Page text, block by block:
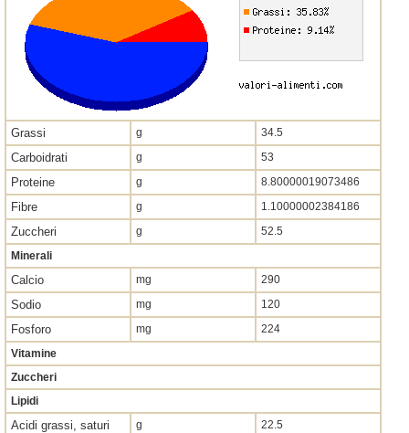
Grassi g 34.5
Carboidrati g 53
Proteine g 8.80000019073486
Fibre g 1.10000002384186
Zuccheri g
52.5
Minerali
Calcio mg 290
Sodio mg 120
Fosforo mg
224
Vitamine
Zuccheri
Lipidi
Acidi grassi, saturi g 22.5